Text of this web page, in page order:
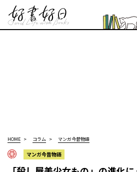
HOME コラム マンガ今昔物語
マンガ今昔物語